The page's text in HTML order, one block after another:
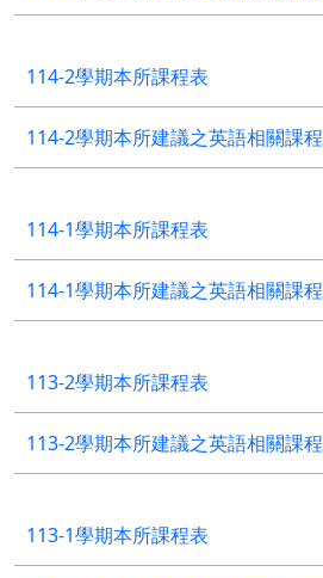
114-2學期本所課程表
114-2學期本所建議之英語相關課程
114-1學期本所課程表
114-1學期本所建議之英語相關課程
113-2學期本所課程表
113-2學期本所建議之英語相關課程
113-1學期本所課程表